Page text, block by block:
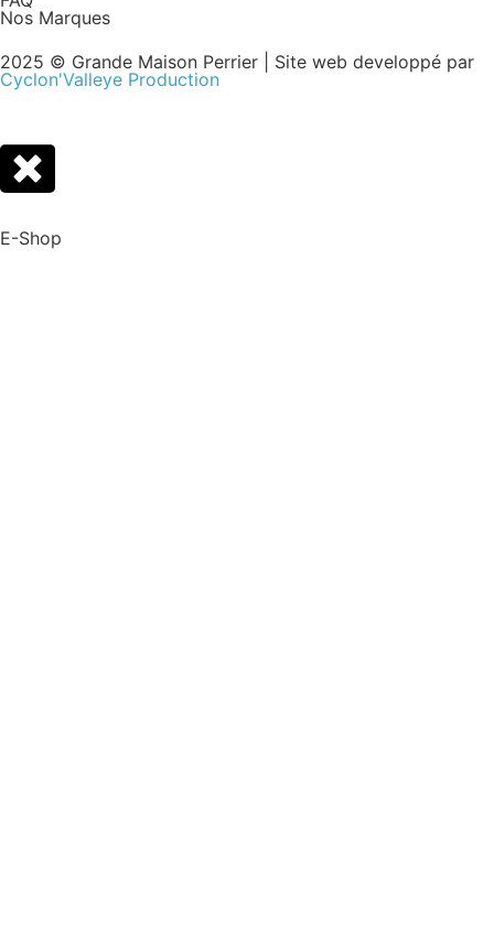
Nos Marques
2025 © Grande Maison Perrier | Site web developpé par
Cyclon'Valleye Production
E-Shop